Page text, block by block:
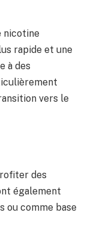
nicotine
rapide et une
à des
vers le
des
également
ou comme base